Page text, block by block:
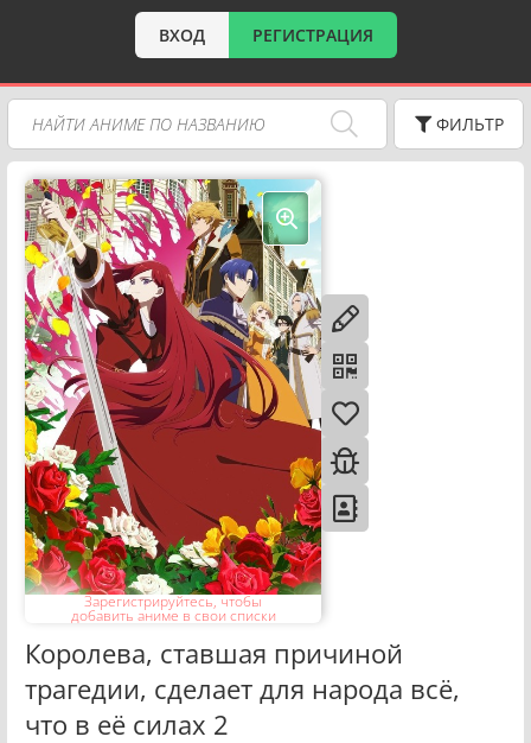
ВХОД РЕГИСТРАЦИЯ
ФИЛЬТР
Зарегистрируйтесь, чтобы
добавить аниме в свои списки
Королева, ставшая причиной
трагедии, сделает для народа всё,
что в её силах 2